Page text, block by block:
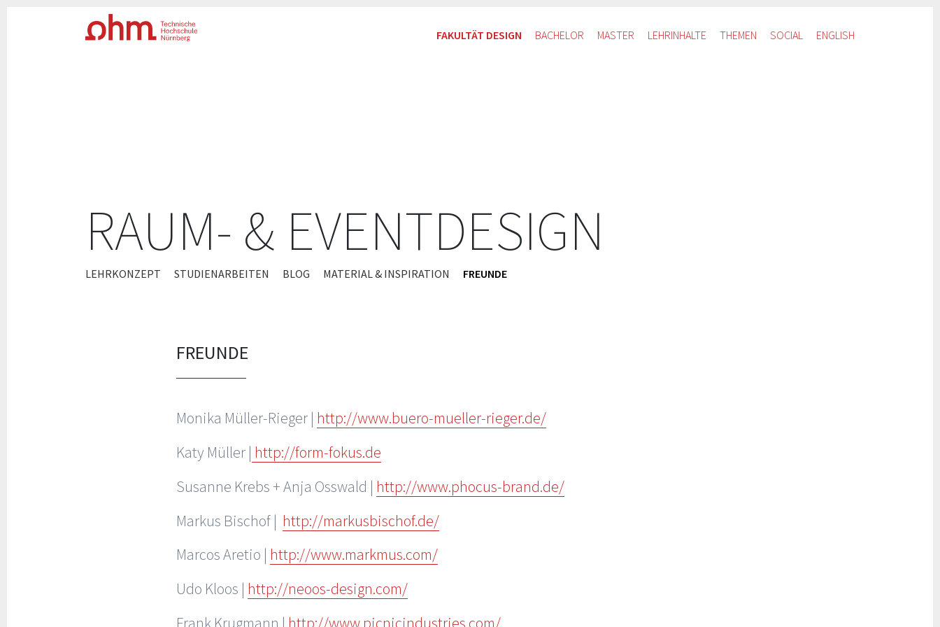
RAUM- & EVENTDESIGN
ZUM
FAKULTÄT DESIGN BACHELOR MASTER LEHRINHALTE THEMEN SOCIAL ENGLISH
LEHRKONZEPT STUDIENARBEITEN BLOG MATERIAL & INSPIRATION FREUNDE
FREUNDE
Monika Müller-Rieger | http://www.buero-mueller-rieger.de/
Katy Müller | http://form-fokus.de
Susanne Krebs + Anja Osswald | http://www.phocus-brand.de/
Markus Bischof | http://markusbischof.de/
Marcos Aretio | http://www.markmus.com/
Udo Kloos | http://neoos-design.com/
Frank Krugmann | http://www.picnicindustries.com/